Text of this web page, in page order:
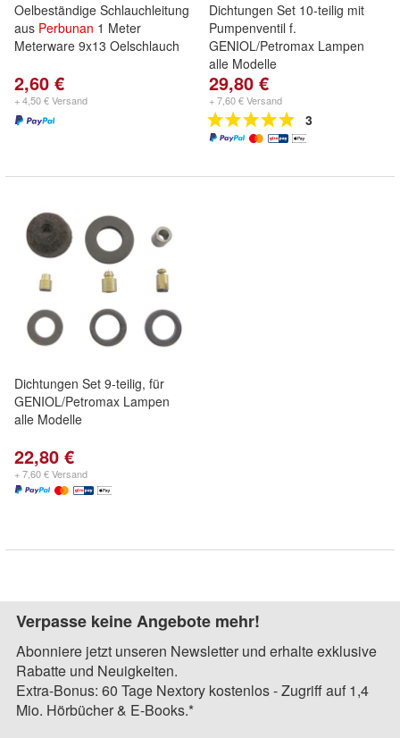
Oelbeständige Schlauchleitung
aus Perbunan 1 Meter
Meterware 9x13 Oelschlauch
2,60 €
+ 4,50 € Versand
Dichtungen Set 10-teilig mit
Pumpenventil f.
GENIOL/Petromax Lampen
alle Modelle
29,80 €
+ 7,60 € Versand
3
Dichtungen Set 9-teilig, für
GENIOL/Petromax Lampen
alle Modelle
22,80 €
+ 7,60 € Versand
Verpasse keine Angebote mehr!
Abonniere jetzt unseren Newsletter und erhalte exklusive
Rabatte und Neuigkeiten.
Extra-Bonus: 60 Tage Nextory kostenlos - Zugriff auf 1,4
Mio. Hörbücher & E-Books.*